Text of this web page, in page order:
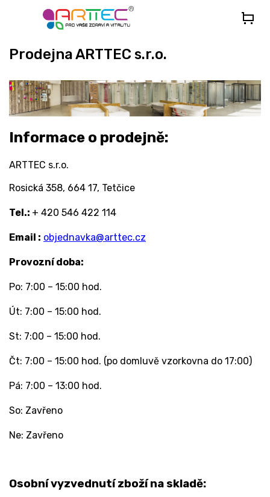
Prodejna ARTTEC s.r.o.
Informace o prodejně:
ARTTEC s.r.o.
Rosická 358, 664 17, Tetčice
Tel.: + 420 546 422 114
Email : objednavka@arttec.cz
Provozní doba:
Po: 7:00 – 15:00 hod.
Út: 7:00 – 15:00 hod.
St: 7:00 – 15:00 hod.
Čt: 7:00 – 15:00 hod. (po domluvě vzorkovna do 17:00)
Pá: 7:00 – 13:00 hod.
So: Zavřeno
Ne: Zavřeno
Osobní vyzvednutí zboží na skladě: